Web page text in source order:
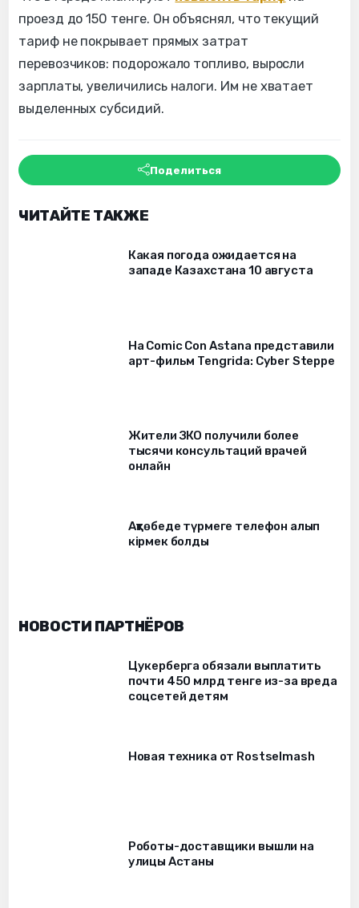
проезд до 150 тенге. Он объяснял, что текущий
тариф не покрывает прямых затрат
перевозчиков: подорожало топливо, выросли
зарплаты, увеличились налоги. Им не хватает
выделенных субсидий.
Поделиться
ЧИТАЙТЕ ТАКЖЕ
Какая погода ожидается на
западе Казахстана 10 августа
На Comic Con Astana представили
арт-фильм Tengrida: Cyber Steppe
Жители ЗКО получили более
тысячи консультаций врачей
онлайн
Ақтөбеде түрмеге телефон алып
кірмек болды
НОВОСТИ ПАРТНЁРОВ
Цукерберга обязали выплатить
почти 450 млрд тенге из-за вреда
соцсетей детям
Новая техника от Rostselmash
Роботы-доставщики вышли на
улицы Астаны